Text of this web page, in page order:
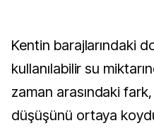
Kentin barajlarındaki
kullanılabilir su
zaman arasındaki
düşüşünü ortaya